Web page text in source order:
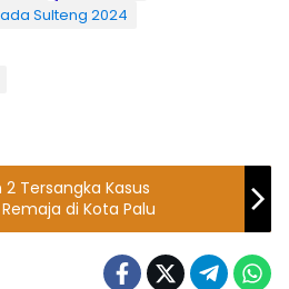
Sulteng 2024
Tersangka Kasus
di Kota Palu